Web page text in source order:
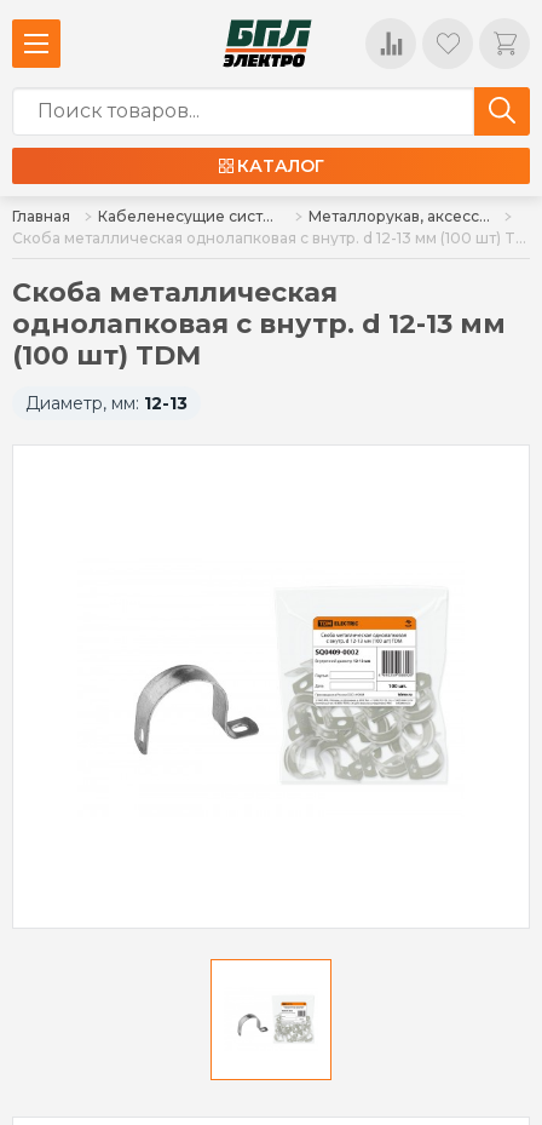
КАТАЛОГ
Главная Кабеленесущие системы и аксессуары
Металлорукав, аксессуары
Скоба металлическая однолапковая с внутр. d 12-13 мм (100 шт) TDM
Скоба металлическая
однолапковая с внутр. d 12-13 мм
(100 шт) TDM
Диаметр, мм: 12-13